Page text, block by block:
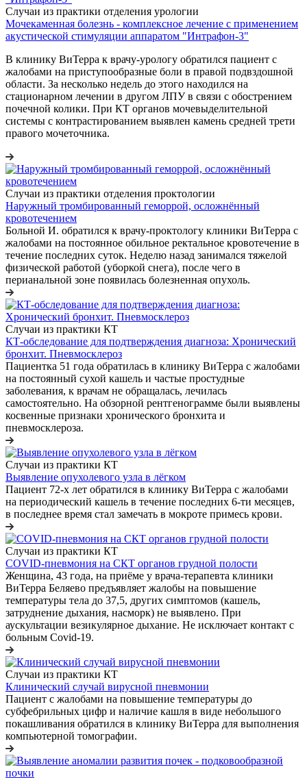
Случаи из практики отделения урологии
Мочекаменная болезнь - комплексное лечение с применением
акустической стимуляции аппаратом "Интрафон-3"
В клинику ВиТерра к врачу-урологу обратился пациент с
жалобами на приступообразные боли в правой подвздошной
области. За несколько недель до этого находился на
стационарном лечении в другом ЛПУ в связи с обострением
почечной колики. При КТ органов мочевыделительной
системы с контрастированием выявлен камень средней трети
правого мочеточника.
Случаи из практики отделения проктологии
Наружный тромбированный геморрой, осложнённый
кровотечением
Больной И. обратился к врачу-проктологу клиники ВиТерра с
жалобами на постоянное обильное ректальное кровотечение в
течение последних суток. Неделю назад занимался тяжелой
физической работой (уборкой снега), после чего в
перианальной зоне появилась болезненная опухоль.
Случаи из практики КТ
КТ-обследование для подтверждения диагноза: Хронический
бронхит. Пневмосклероз
Пациентка 51 года обратилась в клинику ВиТерра с жалобами
на постоянный сухой кашель и частые простудные
заболевания, к врачам не обращалась, лечилась
самостоятельно. На обзорной рентгенограмме были выявлены
косвенные признаки хронического бронхита и
пневмосклероза.
Случаи из практики КТ
Выявление опухолевого узла в лёгком
Пациент 72-х лет обратился в клинику ВиТерра с жалобами
на периодический кашель в течение последних 6-ти месяцев,
в последнее время стал замечать в мокроте примесь крови.
Случаи из практики КТ
COVID-пневмония на СКТ органов грудной полости
Женщина, 43 года, на приёме у врача-терапевта клиники
ВиТерра Беляево предъявляет жалобы на повышение
температуры тела до 37,5, других симптомов (кашель,
затруднение дыхания, насморк) не выявлено. При
аускультации везикулярное дыхание. Не исключает контакт с
больным Covid-19.
Случаи из практики КТ
Клинический случай вирусной пневмонии
Пациент с жалобами на повышение температуры до
субфебрильных цифр и наличие кашля в виде небольшого
покашливания обратился в клинику ВиТерра для выполнения
компьютерной томографии.